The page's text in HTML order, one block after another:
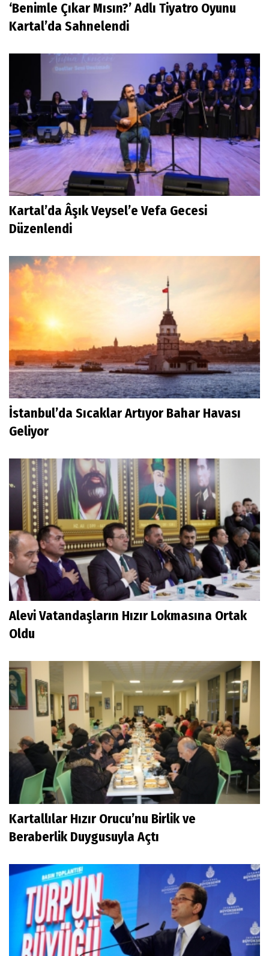
‘Benimle Çıkar Mısın?’ Adlı Tiyatro Oyunu
Kartal’da Sahnelendi
Kartal’da Âşık Veysel’e Vefa Gecesi
Düzenlendi
İstanbul’da Sıcaklar Artıyor Bahar Havası
Geliyor
Alevi Vatandaşların Hızır Lokmasına Ortak
Oldu
Kartallılar Hızır Orucu’nu Birlik ve
Beraberlik Duygusuyla Açtı